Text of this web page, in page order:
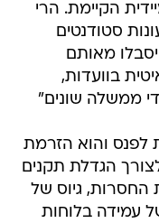
הקיימת. הרי
סטודנטים
מאותם
בוועדות,
ממשלה שונים"
לפנס והוא הזרמת
הגדלת תקנים
החסרות, גיוס של
עמידה בלוחות